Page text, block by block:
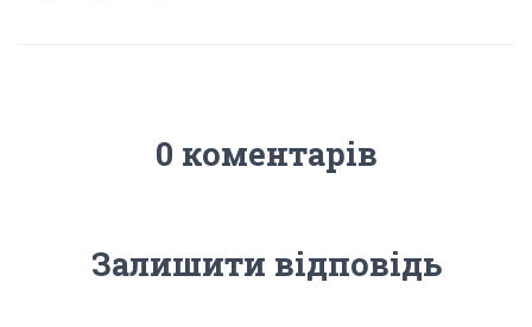
0 коментарів
Залишити відповідь